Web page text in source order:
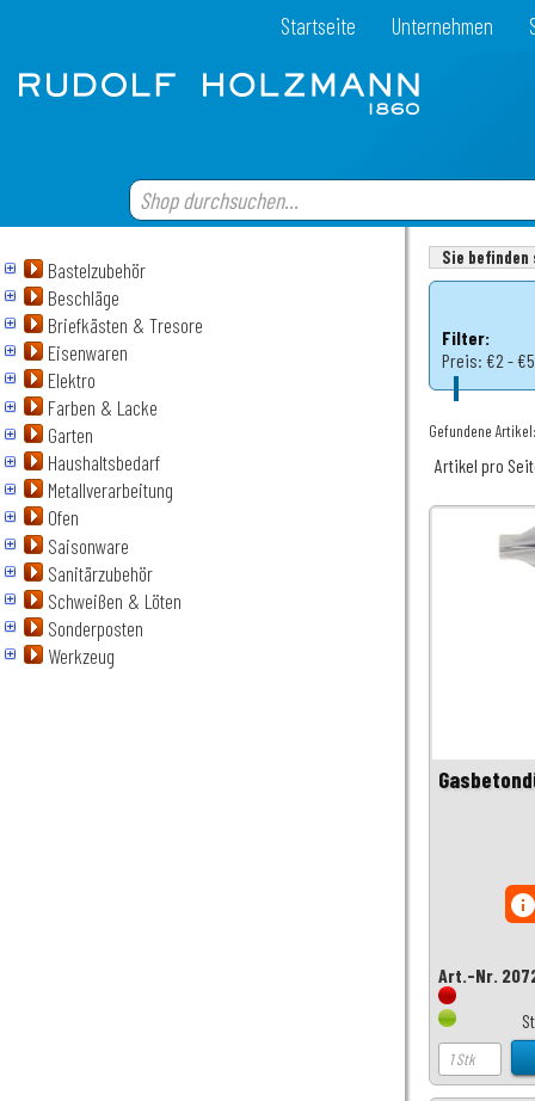
Startseite Unternehmen
Bastelzubehör
Beschläge
Briefkästen & Tresore
Eisenwaren
Elektro
Farben & Lacke
Garten
Haushaltsbedarf
Metallverarbeitung
Ofen
Saisonware
Sanitärzubehör
Schweißen & Löten
Sonderposten
Werkzeug
Sie
Filter:
Preis: €2 - €5
Gefundene
Artikel pro
Art.-Nr.